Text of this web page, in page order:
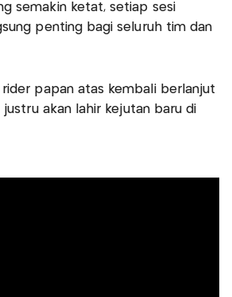
semakin ketat, setiap sesi
penting bagi seluruh tim dan
rider papan atas kembali berlanjut
justru akan lahir kejutan baru di